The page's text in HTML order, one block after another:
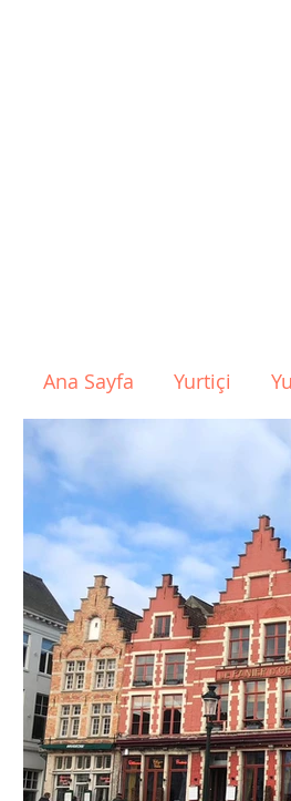
Ana Sayfa Yurtiçi